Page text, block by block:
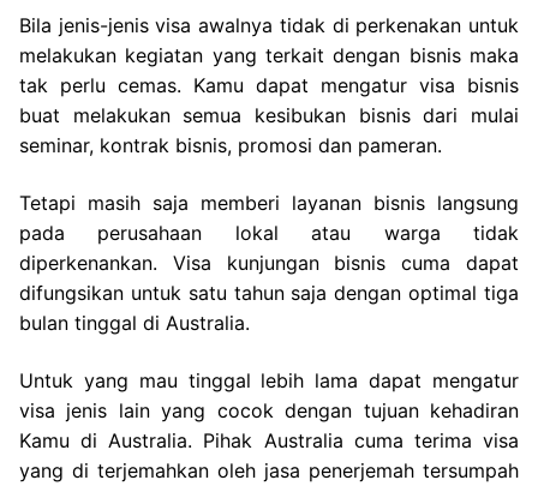
Bila jenis-jenis visa awalnya tidak di perkenakan untuk
melakukan kegiatan yang terkait dengan bisnis maka
tak perlu cemas. Kamu dapat mengatur visa bisnis
buat melakukan semua kesibukan bisnis dari mulai
seminar, kontrak bisnis, promosi dan pameran.
Tetapi masih saja memberi layanan bisnis langsung
pada perusahaan lokal atau warga tidak
diperkenankan. Visa kunjungan bisnis cuma dapat
difungsikan untuk satu tahun saja dengan optimal tiga
bulan tinggal di Australia.
Untuk yang mau tinggal lebih lama dapat mengatur
visa jenis lain yang cocok dengan tujuan kehadiran
Kamu di Australia. Pihak Australia cuma terima visa
yang di terjemahkan oleh jasa penerjemah tersumpah